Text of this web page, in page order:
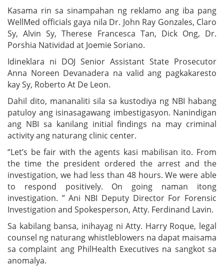
Kasama rin sa sinampahan ng reklamo ang iba pang
WellMed officials gaya nila Dr. John Ray Gonzales, Claro
Sy, Alvin Sy, Therese Francesca Tan, Dick Ong, Dr.
Porshia Natividad at Joemie Soriano.
Idineklara ni DOJ Senior Assistant State Prosecutor
Anna Noreen Devanadera na valid ang pagkakaresto
kay Sy, Roberto At De Leon.
Dahil dito, mananaliti sila sa kustodiya ng NBI habang
patuloy ang isinasagawang imbestigasyon. Nanindigan
ang NBI sa kanilang initial findings na may criminal
activity ang naturang clinic center.
“Let’s be fair with the agents kasi mabilisan ito. From
the time the president ordered the arrest and the
investigation, we had less than 48 hours. We were able
to respond positively. On going naman itong
investigation. ” Ani NBI Deputy Director For Forensic
Investigation and Spokesperson, Atty. Ferdinand Lavin.
Sa kabilang bansa, inihayag ni Atty. Harry Roque, legal
counsel ng naturang whistleblowers na dapat maisama
sa complaint ang PhilHealth Executives na sangkot sa
anomalya.